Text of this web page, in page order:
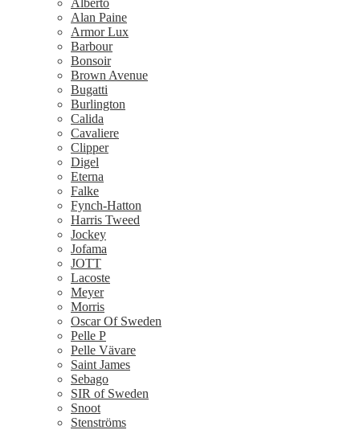
undermeny
Alberto
Alan Paine
Armor Lux
Barbour
Bonsoir
Brown Avenue
Bugatti
Burlington
Calida
Cavaliere
Clipper
Digel
Eterna
Falke
Fynch-Hatton
Harris Tweed
Jockey
Jofama
JOTT
Lacoste
Meyer
Morris
Oscar Of Sweden
Pelle P
Pelle Vävare
Saint James
Sebago
SIR of Sweden
Snoot
Stenströms